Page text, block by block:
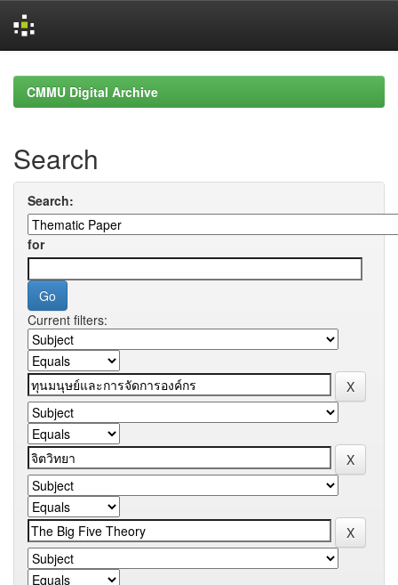
navigationCMMU Digital Archive
Search
Search:
for
Current filters: